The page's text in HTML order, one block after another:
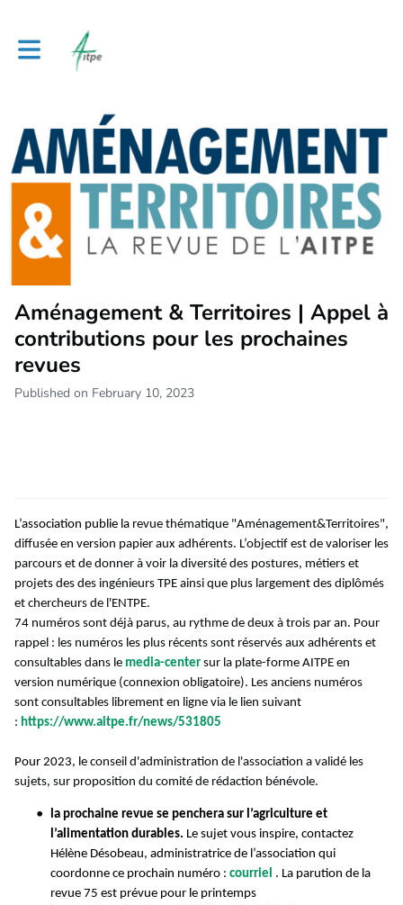
Toggle main navigation
Aménagement & Territoires | Appel à
contributions pour les prochaines
revues
Published on February 10, 2023
L’association publie la revue thématique "Aménagement&Territoires",
diffusée en version papier aux adhérents. L’objectif est de valoriser les
parcours et de donner à voir la diversité des postures, métiers et
projets des des ingénieurs TPE ainsi que plus largement des diplômés
et chercheurs de l'ENTPE.
74 numéros sont déjà parus, au rythme de deux à trois par an. Pour
rappel : les numéros les plus récents sont réservés aux adhérents et
consultables dans le media-center sur la plate-forme AITPE en
version numérique (connexion obligatoire). Les anciens numéros
sont consultables librement en ligne via le lien suivant
: https://www.aitpe.fr/news/531805
Pour 2023, l e conseil d'administration de l'association a validé les
sujets, sur proposition du comité de rédaction bénévole.
la prochaine revue se penchera sur l’agriculture et
l’alimentation durables. Le sujet vous inspire, contactez
Hélène Désobeau, administratrice de l’association qui
coordonne ce prochain numéro : courriel . La parution de la
revue 75 est prévue pour le printemps